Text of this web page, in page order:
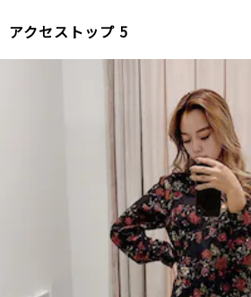
アクセストップ 5